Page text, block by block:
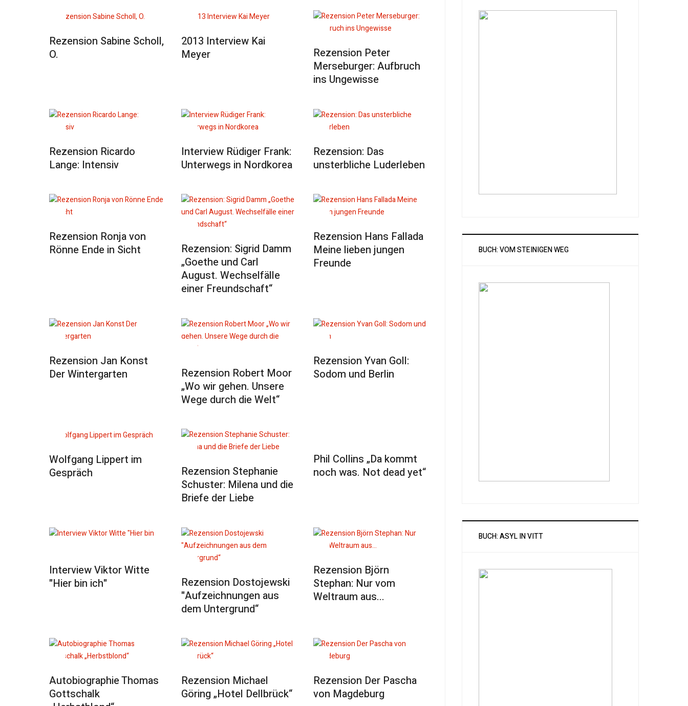
Rezension Sabine Scholl,
O.
2013 Interview Kai
Meyer
Rezension Peter
Merseburger: Aufbruch
ins Ungewisse
Rezension Ricardo
Lange: Intensiv
Interview Rüdiger Frank:
Unterwegs in Nordkorea
Rezension: Das
unsterbliche Luderleben
Rezension Ronja von
Rönne Ende in Sicht
Rezension: Sigrid Damm
„Goethe und Carl
August. Wechselfälle
einer Freundschaft“
Rezension Hans Fallada
Meine lieben jungen
Freunde
Rezension Jan Konst
Der Wintergarten
Rezension Robert Moor
„Wo wir gehen. Unsere
Wege durch die Welt“
Rezension Yvan Goll:
Sodom und Berlin
Wolfgang Lippert im
Gespräch
Rezension Stephanie
Schuster: Milena und die
Briefe der Liebe
Phil Collins „Da kommt
noch was. Not dead yet“
Interview Viktor Witte
"Hier bin ich"
Rezension Dostojewski
"Aufzeichnungen aus
dem Untergrund“
Rezension Björn
Stephan: Nur vom
Weltraum aus...
Autobiographie Thomas
Gottschalk
Rezension Michael
Göring „Hotel Dellbrück“
Rezension Der Pascha
von Magdeburg
BUCH: VOM STEINIGEN WEG
BUCH: ASYL IN VITT